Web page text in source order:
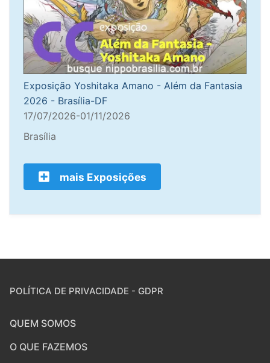
Exposição Yoshitaka Amano - Além da Fantasia
2026 - Brasília-DF
17/07/2026-01/11/2026
Brasília
mais Exposições
POLÍTICA DE PRIVACIDADE - GDPR
QUEM SOMOS
O QUE FAZEMOS